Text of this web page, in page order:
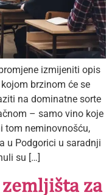
izmijeniti opis
brzinom će se
na dominatne sorte
– samo vino koje
tom neminovnošću,
u Podgorici u saradnji
su […]
za